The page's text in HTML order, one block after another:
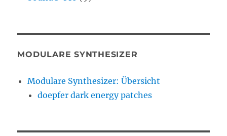
MODULARE SYNTHESIZER
Modulare Synthesizer: Übersicht
doepfer dark energy patches